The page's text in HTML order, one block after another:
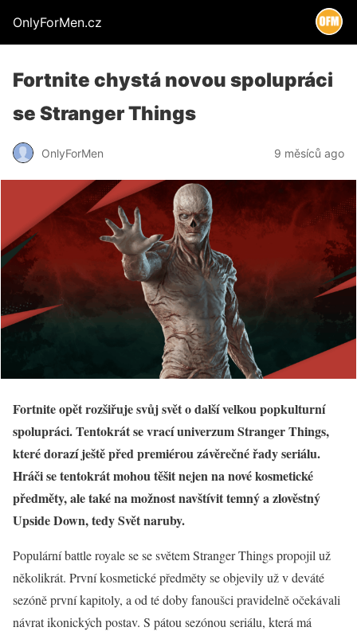
OnlyForMen.cz
Fortnite chystá novou spolupráci
se Stranger Things
OnlyForMen 9 měsíců ago
Fortnite opět rozšiřuje svůj svět o další velkou popkulturní
spolupráci. Tentokrát se vrací univerzum Stranger Things,
které dorazí ještě před premiérou závěrečné řady seriálu.
Hráči se tentokrát mohou těšit nejen na nové kosmetické
předměty, ale také na možnost navštívit temný a zlověstný
Upside Down, tedy Svět naruby.
Populární battle royale se se světem Stranger Things propojil už
několikrát. První kosmetické předměty se objevily už v deváté
sezóně první kapitoly, a od té doby fanoušci pravidelně očekávali
návrat ikonických postav. S pátou sezónou seriálu, která má